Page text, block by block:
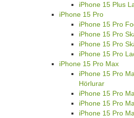
iPhone 15 Plus
iPhone 15 Pro
iPhone 15 Pro
iPhone 15 Pro
iPhone 15 Pro
iPhone 15 Pro
iPhone 15 Pro Max
iPhone 15 Pro
Hörlurar
iPhone 15 Pro
iPhone 15 Pro
iPhone 15 Pro